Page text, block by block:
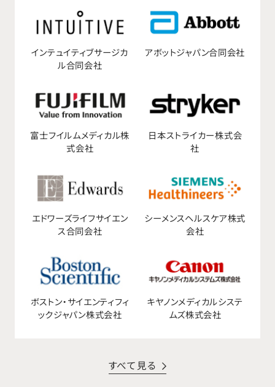
インテュイティブサージカ
ル合同会社
アボットジャパン合同会社
富士フイルムメディカル株
式会社
日本ストライカー株式会
社
エドワーズライフサイエン
ス合同会社
シーメンスヘルスケア株式
会社
ボストン・サイエンティフィ
ックジャパン株式会社
キヤノンメディカルシステ
ムズ株式会社
すべて見る